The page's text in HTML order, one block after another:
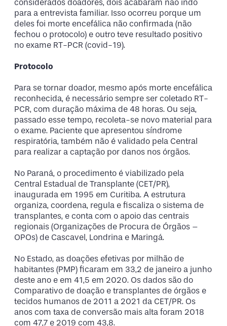
considerados doadores, dois acabaram não indo
para a entrevista familiar. Isso ocorreu porque um
deles foi morte encefálica não confirmada (não
fechou o protocolo) e outro teve resultado positivo
no exame RT-PCR (covid-19).
Protocolo
Para se tornar doador, mesmo após morte encefálica
reconhecida, é necessário sempre ser coletado RT-
PCR, com duração máxima de 48 horas. Ou seja,
passado esse tempo, recoleta-se novo material para
o exame. Paciente que apresentou síndrome
respiratória, também não é validado pela Central
para realizar a captação por danos nos órgãos.
No Paraná, o procedimento é viabilizado pela
Central Estadual de Transplante (CET/PR),
inaugurada em 1995 em Curitiba. A estrutura
organiza, coordena, regula e fiscaliza o sistema de
transplantes, e conta com o apoio das centrais
regionais (Organizações de Procura de Órgãos –
OPOs) de Cascavel, Londrina e Maringá.
No Estado, as doações efetivas por milhão de
habitantes (PMP) ficaram em 33,2 de janeiro a junho
deste ano e em 41,5 em 2020. Os dados são do
Comparativo de doação e transplantes de órgãos e
tecidos humanos de 2011 a 2021 da CET/PR. Os
anos com taxa de conversão mais alta foram 2018
com 47,7 e 2019 com 43,8.